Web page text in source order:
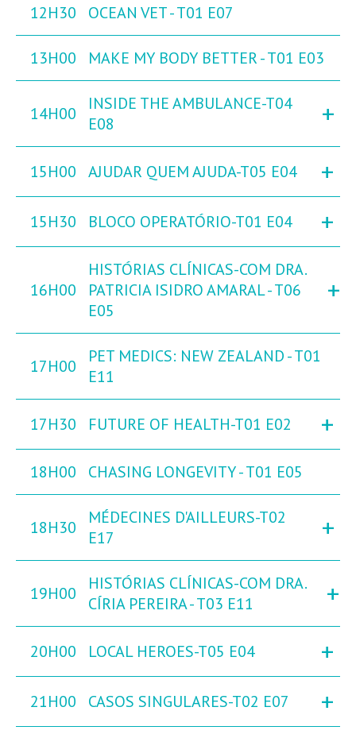
12H30 OCEAN VET - T01 E07
13H00 MAKE MY BODY BETTER - T01 E03
14H00
INSIDE THE AMBULANCE-T04
E08
+
15H00 AJUDAR QUEM AJUDA-T05 E04 +
15H30 BLOCO OPERATÓRIO-T01 E04 +
16H00
HISTÓRIAS CLÍNICAS-COM DRA.
PATRICIA ISIDRO AMARAL - T06
E05
+
17H00
PET MEDICS: NEW ZEALAND - T01
E11
17H30 FUTURE OF HEALTH-T01 E02 +
18H00 CHASING LONGEVITY - T01 E05
18H30
MÉDECINES D'AILLEURS-T02
E17
+
19H00
HISTÓRIAS CLÍNICAS-COM DRA.
CÍRIA PEREIRA - T03 E11
+
20H00 LOCAL HEROES-T05 E04 +
21H00 CASOS SINGULARES-T02 E07 +